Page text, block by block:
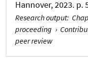
Hannover, 2023. p.
Research output:
proceeding ›
peer review